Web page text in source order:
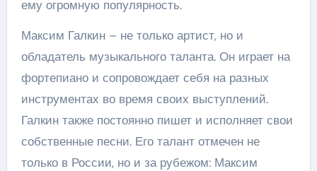
ему огромную популярность.
Максим Галкин – не только артист, но и
обладатель музыкального таланта. Он играет на
фортепиано и сопровождает себя на разных
инструментах во время своих выступлений.
Галкин также постоянно пишет и исполняет свои
собственные песни. Его талант отмечен не
только в России, но и за рубежом: Максим